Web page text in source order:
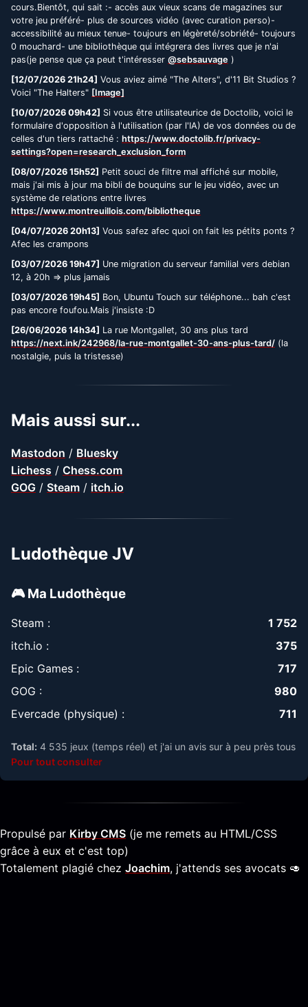
cours.Bientôt, qui sait :- accès aux vieux scans de magazines sur
votre jeu préféré- plus de sources vidéo (avec curation perso)-
accessibilité au mieux tenue- toujours en légèreté/sobriété- toujours
0 mouchard- une bibliothèque qui intégrera des livres que je n'ai
pas(je pense que ça peut t'intéresser @sebsauvage )
[12/07/2026 21h24] Vous aviez aimé "The Alters", d'11 Bit Studios ?
Voici "The Halters" [Image]
[10/07/2026 09h42] Si vous être utilisateurice de Doctolib, voici le
formulaire d'opposition à l'utilisation (par l'IA) de vos données ou de
celles d'un tiers rattaché : https://www.doctolib.fr/privacy-
settings?open=research_exclusion_form
[08/07/2026 15h52] Petit souci de filtre mal affiché sur mobile,
mais j'ai mis à jour ma bibli de bouquins sur le jeu vidéo, avec un
système de relations entre livres
https://www.montreuillois.com/bibliotheque
[04/07/2026 20h13] Vous safez afec quoi on fait les pétits ponts ?
Afec les crampons
[03/07/2026 19h47] Une migration du serveur familial vers debian
12, à 20h => plus jamais
[03/07/2026 19h45] Bon, Ubuntu Touch sur téléphone... bah c'est
pas encore foufou.Mais j'insiste :D
[26/06/2026 14h34] La rue Montgallet, 30 ans plus tard
https://next.ink/242968/la-rue-montgallet-30-ans-plus-tard/ (la
nostalgie, puis la tristesse)
Mais aussi sur...
Mastodon / Bluesky
Lichess / Chess.com
GOG / Steam / itch.io
Ludothèque JV
🎮 Ma Ludothèque
Steam :
1 752
itch.io :
375
Epic Games :
717
GOG :
980
Evercade (physique) :
711
Total: 4 535 jeux (temps réel) et j'ai un avis sur à peu près tous
Pour tout consulter
Propulsé par Kirby CMS (je me remets au HTML/CSS
grâce à eux et c'est top)
Totalement plagié chez Joachim, j'attends ses avocats 🥑